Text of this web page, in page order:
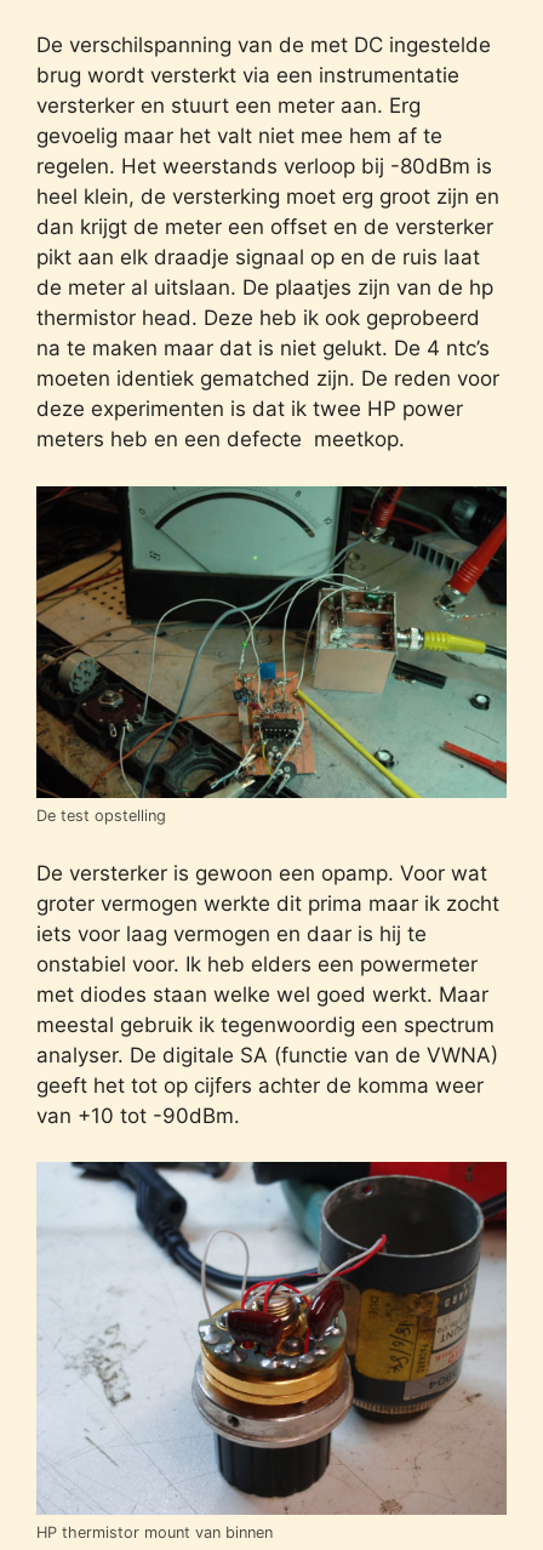
De verschilspanning van de met DC ingestelde
brug wordt versterkt via een instrumentatie
versterker en stuurt een meter aan. Erg
gevoelig maar het valt niet mee hem af te
regelen. Het weerstands verloop bij -80dBm is
heel klein, de versterking moet erg groot zijn en
dan krijgt de meter een offset en de versterker
pikt aan elk draadje signaal op en de ruis laat
de meter al uitslaan. De plaatjes zijn van de hp
thermistor head. Deze heb ik ook geprobeerd
na te maken maar dat is niet gelukt. De 4 ntc’s
moeten identiek gematched zijn. De reden voor
deze experimenten is dat ik twee HP power
meters heb en een defecte meetkop.
De test opstelling
De versterker is gewoon een opamp. Voor wat
groter vermogen werkte dit prima maar ik zocht
iets voor laag vermogen en daar is hij te
onstabiel voor. Ik heb elders een powermeter
met diodes staan welke wel goed werkt. Maar
meestal gebruik ik tegenwoordig een spectrum
analyser. De digitale SA (functie van de VWNA)
geeft het tot op cijfers achter de komma weer
van +10 tot -90dBm.
HP thermistor mount van binnen